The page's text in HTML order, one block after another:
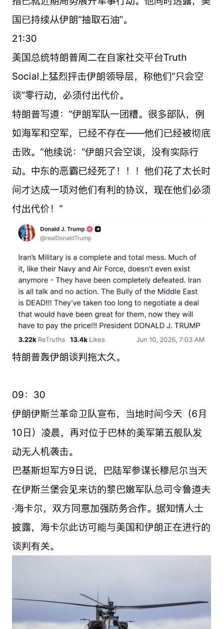
国已持续从伊朗“抽取石油”。
21:30
美国总统特朗普周二在自家社交平台Truth
Social上猛烈抨击伊朗领导层，称他们“只会空
谈”零行动，必须付出代价。
特朗普写道：“伊朗军队一团糟。很多部队，例
如海军和空军，已经不存在——他们已经被彻底
击败。”他续说：“伊朗只会空谈，没有实际行
动。中东的恶霸已经死了！！！他们花了太长时
间才达成一项对他们有利的协议，现在他们必须
付出代价！”
特朗普轰伊朗谈判拖太久。
09：30
伊朗伊斯兰革命卫队宣布，当地时间今天（6月
10日）凌晨，再对位于巴林的美军第五舰队发
动无人机袭击。
巴基斯坦军方9日说，巴陆军参谋长穆尼尔当天
在伊斯兰堡会见来访的黎巴嫩军队总司令鲁道夫
·海卡尔，双方同意加强防务合作。据知情人士
披露，海卡尔此访可能与美国和伊朗正在进行的
谈判有关。